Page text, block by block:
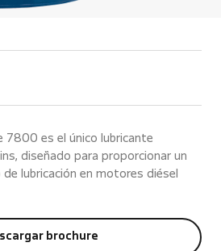
7800 es el único lubricante
diseñado para proporcionar un
lubricación en motores diésel
brochure